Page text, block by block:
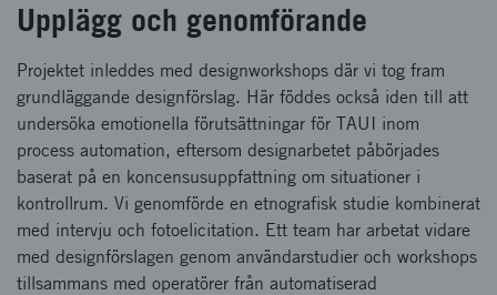
Upplägg och genomförande
Projektet inleddes med designworkshops där vi tog fram
grundläggande designförslag. Här föddes också iden till att
undersöka emotionella förutsättningar för TAUI inom
process automation, eftersom designarbetet påbörjades
baserat på en koncensusuppfattning om situationer i
kontrollrum. Vi genomförde en etnografisk studie kombinerat
med intervju och fotoelicitation. Ett team har arbetat vidare
med designförslagen genom användarstudier och workshops
tillsammans med operatörer från automatiserad